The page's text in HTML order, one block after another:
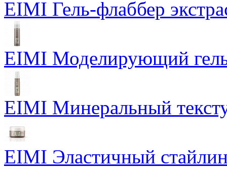
EIMI Гель-флаббер
EIMI Моделирующий
EIMI Минеральный
EIMI Эластичный